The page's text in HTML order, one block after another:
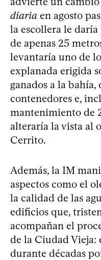
diaria en agosto
la escollera le daría
de apenas 25
levantaría uno de
explanada erigida
ganados a la
contenedores e,
mantenimiento de
alteraría la vista al
Cerrito.
Además, la IM
aspectos como el
la calidad de las
edificios que,
acompañan el
de la Ciudad Vieja:
durante décadas